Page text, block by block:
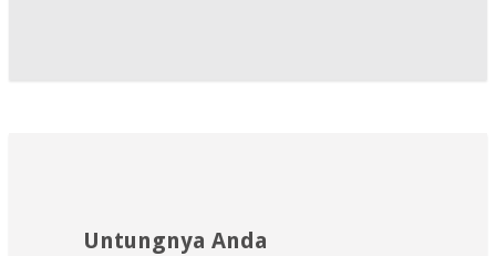
Untungnya Anda